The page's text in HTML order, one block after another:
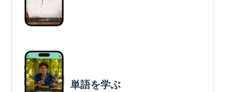
単語を学ぶ